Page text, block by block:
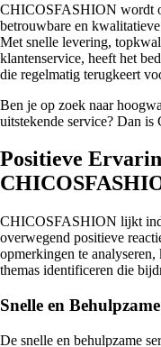
CHICOSFASHION wordt
betrouwbare en
Met snelle levering,
klantenservice, heeft het
die regelmatig terugkeert
Ben je op zoek naar
uitstekende service? Dan
Positieve
CHICOSFASHION lijkt
overwegend positieve
opmerkingen te
themas identificeren die
Snelle en
De snelle en behulpzame